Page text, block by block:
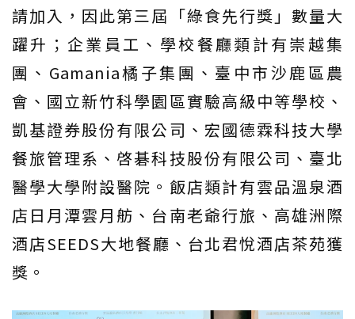
請加入，因此第三屆「綠食先行獎」數量大
躍升；企業員工、學校餐廳類計有崇越集
團、Gamania橘子集團、臺中市沙鹿區農
會、國立新竹科學園區實驗高級中等學校、
凱基證券股份有限公司、宏國德霖科技大學
餐旅管理系、啓碁科技股份有限公司、臺北
醫學大學附設醫院。飯店類計有雲品溫泉酒
店日月潭雲月舫、台南老爺行旅、高雄洲際
酒店SEEDS大地餐廳、台北君悅酒店茶苑獲
獎。